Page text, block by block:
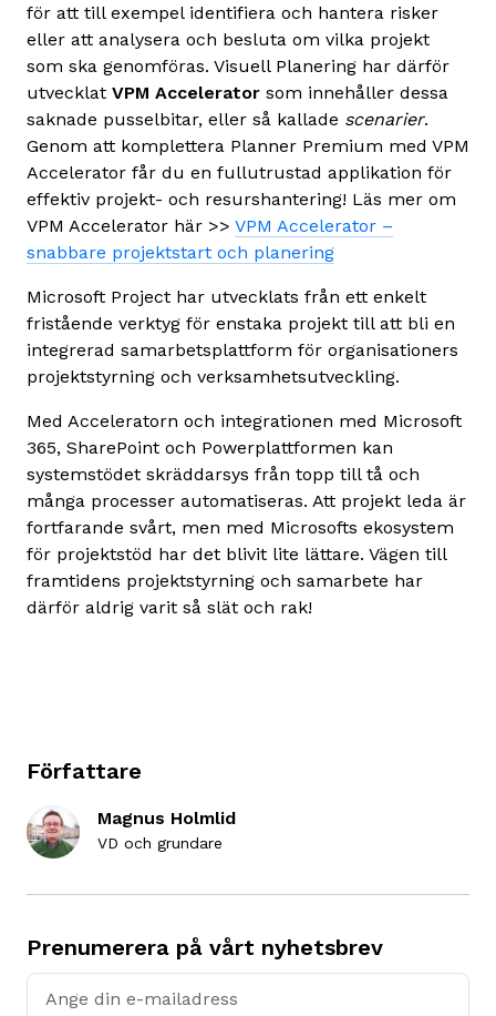
Författare
Magnus Holmlid
VD och grundare
Prenumerera på vårt nyhetsbrev
för att till exempel identifiera och hantera risker
eller att analysera och besluta om vilka projekt
som ska genomföras. Visuell Planering har därför
utvecklat VPM Accelerator som innehåller dessa
saknade pusselbitar, eller så kallade scenarier.
Genom att komplettera Planner Premium med VPM
Accelerator får du en fullutrustad applikation för
effektiv projekt- och resurshantering! Läs mer om
VPM Accelerator här >> VPM Accelerator –
snabbare projektstart och planering
Microsoft Project har utvecklats från ett enkelt
fristående verktyg för enstaka projekt till att bli en
integrerad samarbetsplattform för organisationers
projektstyrning och verksamhetsutveckling.
Med Acceleratorn och integrationen med Microsoft
365, SharePoint och Powerplattformen kan
systemstödet skräddarsys från topp till tå och
många processer automatiseras. Att projekt leda är
fortfarande svårt, men med Microsofts ekosystem
för projektstöd har det blivit lite lättare. Vägen till
framtidens projektstyrning och samarbete har
därför aldrig varit så slät och rak!